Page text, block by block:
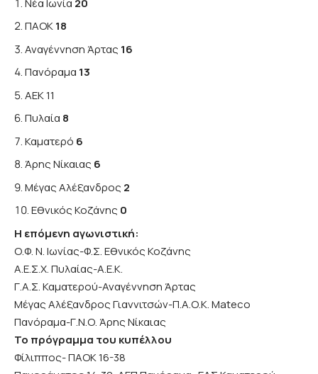
ΠΑΟΚ18
Αναγέννηση Άρτας 16
Πανόραμα 13
ΑΕΚ 11
Πυλαία 8
Καματερό 6
Άρης Νίκαιας 6
Μέγας Αλέξανδρος 2
Εθνικός Κοζάνης 0
Η επόμενη αγωνιστική:
Ο.Φ. Ν. Ιωνίας-Φ.Σ. Εθνικός Κοζάνης
Α.Ε.Σ.Χ. Πυλαίας-Α.Ε.Κ.
Γ.Α.Σ. Καματερού-Αναγέννηση Άρτας
Μέγας Αλέξανδρος Γιαννιτσών-Π.Α.Ο.Κ. Mateco
Πανόραμα-Γ.Ν.Ο. Άρης Νίκαιας
Το πρόγραμμα του κυπέλλου
Φίλιππος- ΠΑΟΚ 16-38